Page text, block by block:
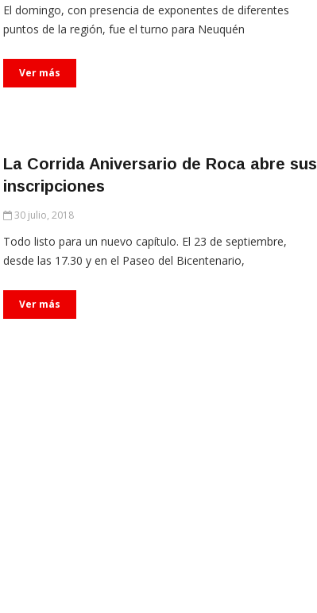
El domingo, con presencia de exponentes de diferentes
puntos de la región, fue el turno para Neuquén
Ver más
La Corrida Aniversario de Roca abre sus
inscripciones
30 julio, 2018
Todo listo para un nuevo capítulo. El 23 de septiembre,
desde las 17.30 y en el Paseo del Bicentenario,
Ver más